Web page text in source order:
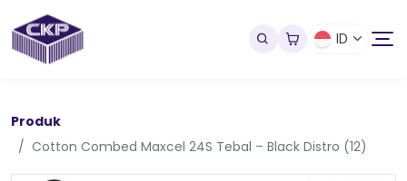
ID
Produk
Cotton Combed Maxcel 24S Tebal – Black Distro (12)